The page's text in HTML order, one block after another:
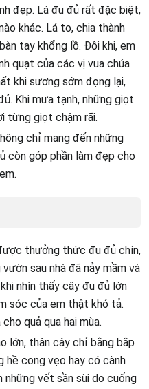
đẹp. Lá đu đủ rất đặc biệt,
khác. Lá to, chia thành
tay khổng lồ. Đôi khi, em
quạt của các vị vua chúa
khi sương sớm đọng lại,
Khi mưa tạnh, những giọt
từng giọt chậm rãi.
chỉ mang đến những
còn góp phần làm đẹp cho
thưởng thức đu đủ chín,
sau nhà đã nảy mầm và
nhìn thấy cây đu đủ lớn
sóc của em thật khó tả.
quả qua hai mùa.
lớn, thân cây chỉ bằng bắp
hề cong vẹo hay có cành
những vết sần sùi do cuống